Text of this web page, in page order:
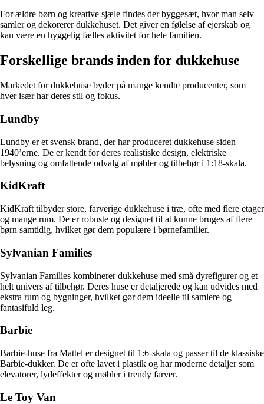
For ældre børn og kreative sjæle findes der byggesæt, hvor man selv
samler og dekorerer dukkehuset. Det giver en følelse af ejerskab og
kan være en hyggelig fælles aktivitet for hele familien.
Forskellige brands inden for dukkehuse
Markedet for dukkehuse byder på mange kendte producenter, som
hver især har deres stil og fokus.
Lundby
Lundby er et svensk brand, der har produceret dukkehuse siden
1940’erne. De er kendt for deres realistiske design, elektriske
belysning og omfattende udvalg af møbler og tilbehør i 1:18-skala.
KidKraft
KidKraft tilbyder store, farverige dukkehuse i træ, ofte med flere etager
og mange rum. De er robuste og designet til at kunne bruges af flere
børn samtidig, hvilket gør dem populære i børnefamilier.
Sylvanian Families
Sylvanian Families kombinerer dukkehuse med små dyrefigurer og et
helt univers af tilbehør. Deres huse er detaljerede og kan udvides med
ekstra rum og bygninger, hvilket gør dem ideelle til samlere og
fantasifuld leg.
Barbie
Barbie-huse fra Mattel er designet til 1:6-skala og passer til de klassiske
Barbie-dukker. De er ofte lavet i plastik og har moderne detaljer som
elevatorer, lydeffekter og møbler i trendy farver.
Le Toy Van